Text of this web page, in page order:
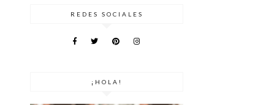
REDES SOCIALES
¡HOLA!